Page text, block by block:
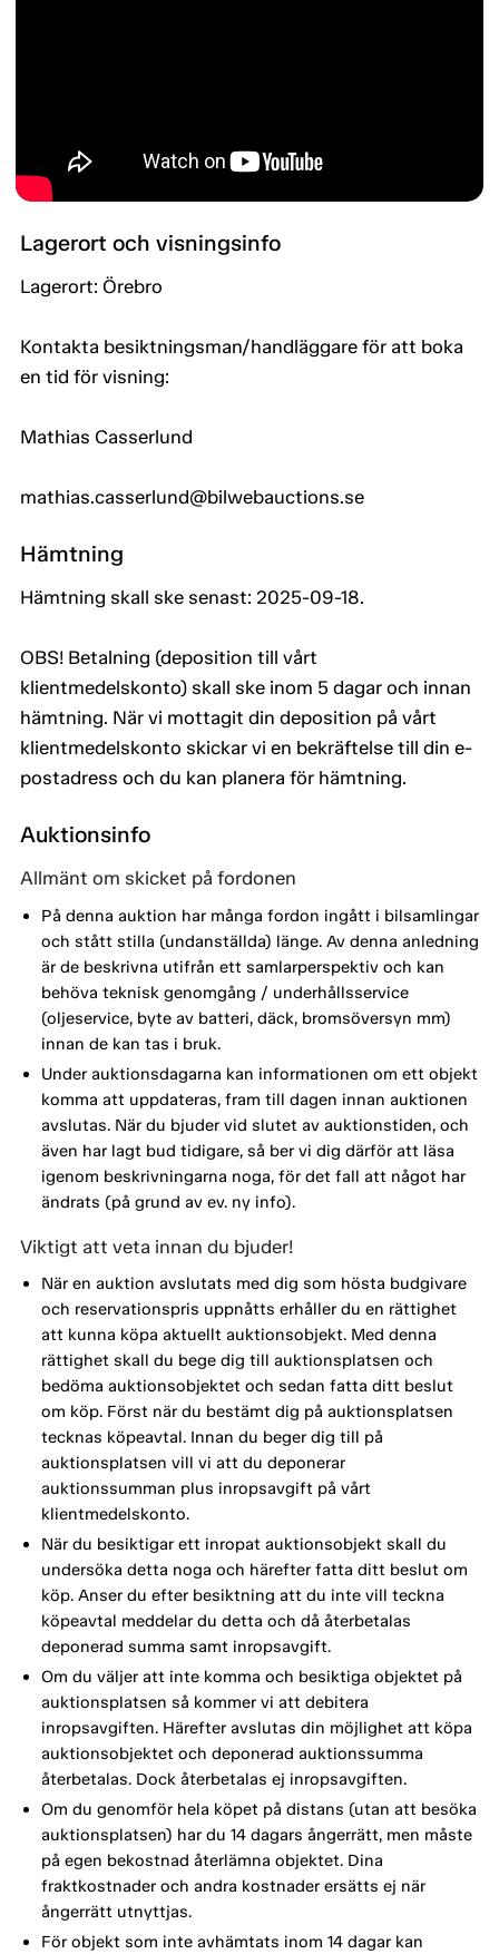
Lagerort och visningsinfo
Lagerort: Örebro
Kontakta besiktningsman/handläggare för att boka
en tid för visning:
Mathias Casserlund
mathias.casserlund@bilwebauctions.se
Hämtning
Hämtning skall ske senast: 2025-09-18.
OBS! Betalning (deposition till vårt
klientmedelskonto) skall ske inom 5 dagar och innan
hämtning. När vi mottagit din deposition på vårt
klientmedelskonto skickar vi en bekräftelse till din e-
postadress och du kan planera för hämtning.
Auktionsinfo
Allmänt om skicket på fordonen
På denna auktion har många fordon ingått i bilsamlingar
och stått stilla (undanställda) länge. Av denna anledning
är de beskrivna utifrån ett samlarperspektiv och kan
behöva teknisk genomgång / underhållsservice
(oljeservice, byte av batteri, däck, bromsöversyn mm)
innan de kan tas i bruk.
Under auktionsdagarna kan informationen om ett objekt
komma att uppdateras, fram till dagen innan auktionen
avslutas. När du bjuder vid slutet av auktionstiden, och
även har lagt bud tidigare, så ber vi dig därför att läsa
igenom beskrivningarna noga, för det fall att något har
ändrats (på grund av ev. ny info).
Viktigt att veta innan du bjuder!
När en auktion avslutats med dig som hösta budgivare
och reservationspris uppnåtts erhåller du en rättighet
att kunna köpa aktuellt auktionsobjekt. Med denna
rättighet skall du bege dig till auktionsplatsen och
bedöma auktionsobjektet och sedan fatta ditt beslut
om köp. Först när du bestämt dig på auktionsplatsen
tecknas köpeavtal. Innan du beger dig till på
auktionsplatsen vill vi att du deponerar
auktionssumman plus inropsavgift på vårt
klientmedelskonto.
När du besiktigar ett inropat auktionsobjekt skall du
undersöka detta noga och härefter fatta ditt beslut om
köp. Anser du efter besiktning att du inte vill teckna
köpeavtal meddelar du detta och då återbetalas
deponerad summa samt inropsavgift.
Om du väljer att inte komma och besiktiga objektet på
auktionsplatsen så kommer vi att debitera
inropsavgiften. Härefter avslutas din möjlighet att köpa
auktionsobjektet och deponerad auktionssumma
återbetalas. Dock återbetalas ej inropsavgiften.
Om du genomför hela köpet på distans (utan att besöka
auktionsplatsen) har du 14 dagars ångerrätt, men måste
på egen bekostnad återlämna objektet. Dina
fraktkostnader och andra kostnader ersätts ej när
ångerrätt utnyttjas.
För objekt som inte avhämtats inom 14 dagar kan